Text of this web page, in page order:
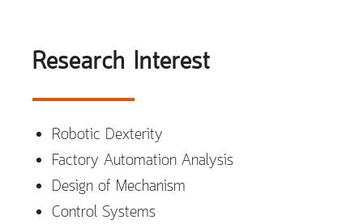
Research Interest
Robotic Dexterity
Factory Automation Analysis
Design of Mechanism
Control Systems